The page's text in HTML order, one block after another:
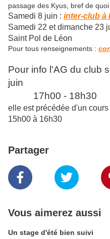
passage des Kyus, bref de
Samedi 8 juin : inter-club à
Samedi 22 et dimanche 23
Saint Pol de Léon
Pour tous renseignements :
Pour info l'AG du club
juin
17h00 - 18h30
elle est précédée d'un
15h00 à 16h30
Partager
Vous aimerez aussi
Un stage d'été bien suivi